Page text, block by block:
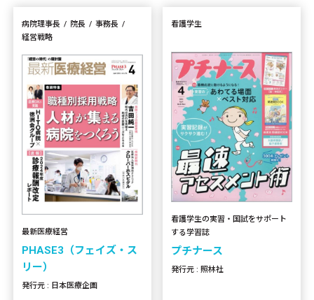
病院理事長 院長
事務長
経営戦略
最新医療経営
PHASE3（フェイズ・ス
リー）
発行元 : 日本医療企画
看護学生
看護学生の実習・国試をサポート
する学習誌
プチナース
発行元 : 照林社